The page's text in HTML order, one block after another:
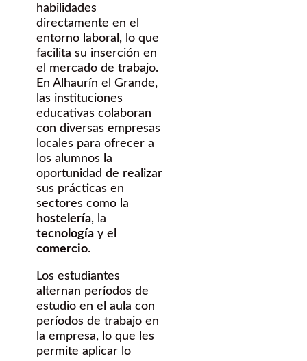
habilidades
directamente en el
entorno laboral, lo que
facilita su inserción en
el mercado de trabajo.
En Alhaurín el Grande,
las instituciones
educativas colaboran
con diversas empresas
locales para ofrecer a
los alumnos la
oportunidad de realizar
sus prácticas en
sectores como la
hostelería, la
tecnología y el
comercio.
Los estudiantes
alternan períodos de
estudio en el aula con
períodos de trabajo en
la empresa, lo que les
permite aplicar lo